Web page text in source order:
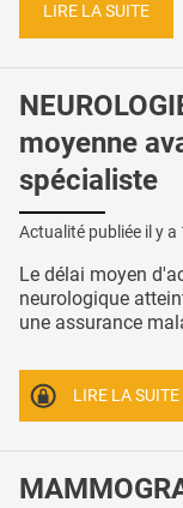
LIRE LA SUITE
moyenne
spécialiste
Actualité publiée il y a
Le délai moyen
neurologique
une assurance
LIRE LA SUITE